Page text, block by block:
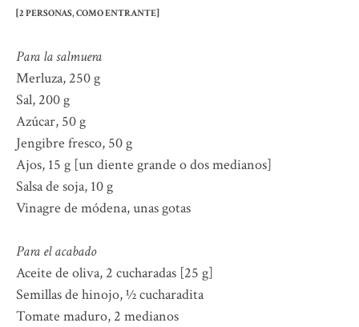
[2 PERSONAS, COMO ENTRANTE]
Para la salmuera
Merluza, 250 g
Sal, 200 g
Azúcar, 50 g
Jengibre fresco, 50 g
Ajos, 15 g [un diente grande o dos medianos]
Salsa de soja, 10 g
Vinagre de módena, unas gotas
Para el acabado
Aceite de oliva, 2 cucharadas [25 g]
Semillas de hinojo, ½ cucharadita
Tomate maduro, 2 medianos